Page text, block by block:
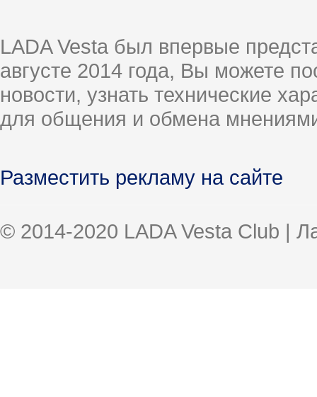
LADA Vesta был впервые
августе 2014 года, Вы можете
новости, узнать технические
для общения и обмена
Разместить рекламу на сайте
© 2014-2020 LADA Vesta Club |